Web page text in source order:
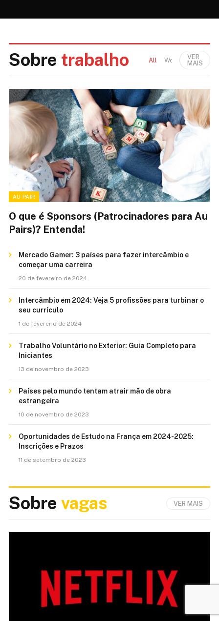
Sobre trabalho All Work and Study
VER
MAIS
AU PAIR
O que é Sponsors (Patrocinadores para Au
Pairs)? Entenda!
Mercado Gamer: 3 países para fazer intercâmbio e
começar uma carreira
20 de fevereiro de 2024
Intercâmbio em 2024: Veja 5 profissões para turbinar o
seu currículo
1 de fevereiro de 2024
Trabalho Voluntário no Exterior: Guia Completo para
Iniciantes
13 de novembro de 2023
Países pelo mundo tentam atrair mão de obra
estrangeira
10 de novembro de 2023
Oportunidades de Estudo na França em 2024-2025:
Inscrições e Prazos
11 de setembro de 2023
Sobre vagas VER MAIS